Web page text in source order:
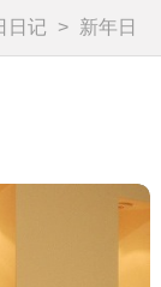
日记 >
新年日